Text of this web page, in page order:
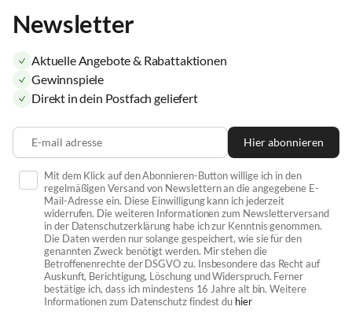
Newsletter
Aktuelle Angebote & Rabattaktionen
Gewinnspiele
Direkt in dein Postfach geliefert
E-mail adresse Hier abonnieren
Mit dem Klick auf den Abonnieren-Button willige ich in den
regelmäßigen Versand von Newslettern an die angegebene E-
Mail-Adresse ein. Diese Einwilligung kann ich jederzeit
widerrufen. Die weiteren Informationen zum Newsletterversand
in der Datenschutzerklärung habe ich zur Kenntnis genommen.
Die Daten werden nur solange gespeichert, wie sie für den
genannten Zweck benötigt werden. Mir stehen die
Betroffenenrechte der DSGVO zu. Insbesondere das Recht auf
Auskunft, Berichtigung, Löschung und Widerspruch. Ferner
bestätige ich, dass ich mindestens 16 Jahre alt bin. Weitere
Informationen zum Datenschutz findest du hier